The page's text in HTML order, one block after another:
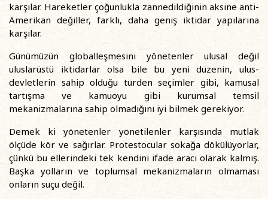
karşılar. Hareketler çoğunlukla zannedildiğinin aksine anti-
Amerikan değiller, farklı, daha geniş iktidar yapılarına
karşılar.
Günümüzün globalleşmesini yönetenler ulusal değil
uluslarüstü iktidarlar olsa bile bu yeni düzenin, ulus-
devletlerin sahip olduğu türden seçimler gibi, kamusal
tartışma ve kamuoyu gibi kurumsal temsil
mekanizmalarına sahip olmadığını iyi bilmek gerekiyor.
Demek ki yönetenler yönetilenler karşısında mutlak
ölçüde kör ve sağırlar. Protestocular sokağa dökülüyorlar,
çünkü bu ellerindeki tek kendini ifade aracı olarak kalmış.
Başka yolların ve toplumsal mekanizmaların olmaması
onların suçu değil.